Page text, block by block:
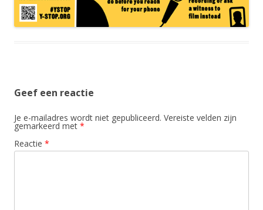
Geef een reactie
Je e-mailadres wordt niet gepubliceerd. Vereiste velden zijn
gemarkeerd met *
Reactie *